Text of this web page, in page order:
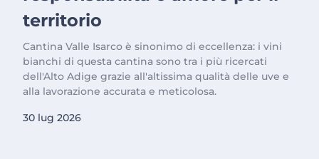
territorio
Cantina Valle Isarco è sinonimo di eccellenza: i vini
bianchi di questa cantina sono tra i più ricercati
dell'Alto Adige grazie all'altissima qualità delle uve e
alla lavorazione accurata e meticolosa.
30 lug 2026